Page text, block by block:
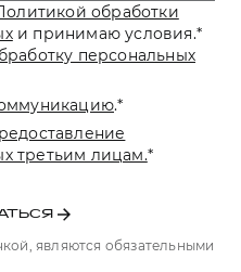
обработки
и принимаю условия.*
персональных
.*
третьим лицам.*
являются обязательными